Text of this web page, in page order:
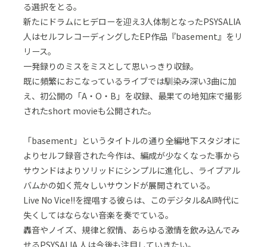
る選択をとる。
新たにドラムにヒデローを迎え3人体制となったPSYSALIA
人はセルフレコーディングしたEP作品『basement』をリ
リース。
一発録りのミスをミスとして思いっきり収録。
既に頻繁におこなっているライブでは馴染み深い3曲に加
え、初公開の「A・O・B」を収録、最果ての地知床で撮影
されたshort movieも公開された。
「basement」というタイトルの通り全編地下スタジオに
よりセルフ録音された今作は、編成が少なくなった事から
サウンドはよりソリッドにシンプルに進化し、ライブアル
バムかの如く荒々しいサウンドが展開されている。
Live No Vice!!を提唱する彼らは、このデジタル&AI時代に
失くしてはならない音楽を奏でている。
轟音やノイズ、規律と叙情、あらゆる激情を飲み込んでみ